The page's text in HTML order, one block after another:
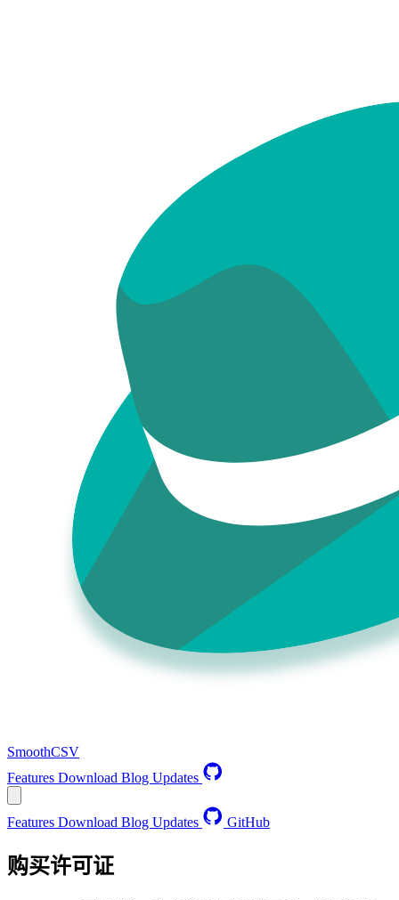
SmoothCSV
Features Download Blog Updates
Features Download Blog Updates GitHub
购买许可证